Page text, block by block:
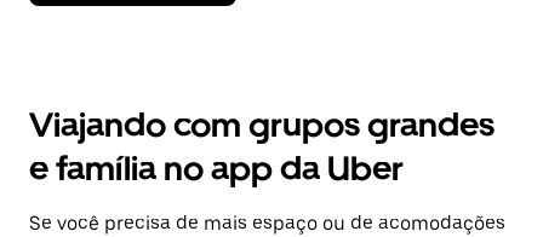
Viajando com grupos grandes
e família no app da Uber
Se você precisa de mais espaço ou de acomodações